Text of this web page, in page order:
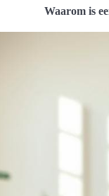
Waarom is